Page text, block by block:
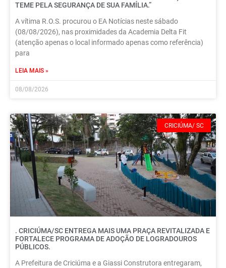
TEME PELA SEGURANÇA DE SUA FAMÍLIA.”
A vítima R.O.S. procurou o EA Notícias neste sábado
(08/08/2026), nas proximidades da Academia Delta Fit
(atenção apenas o local informado apenas como referência)
para
LEIA MAIS »
08/08/2026
CRICIÚMA/ SC
. CRICIÚMA/SC ENTREGA MAIS UMA PRAÇA REVITALIZADA E
FORTALECE PROGRAMA DE ADOÇÃO DE LOGRADOUROS
PÚBLICOS.
A Prefeitura de Criciúma e a Giassi Construtora entregaram,